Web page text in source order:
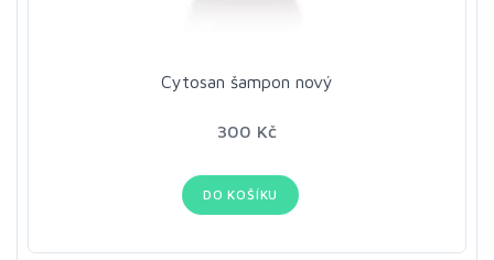
Cytosan šampon nový
300 Kč
DO KOŠÍKU